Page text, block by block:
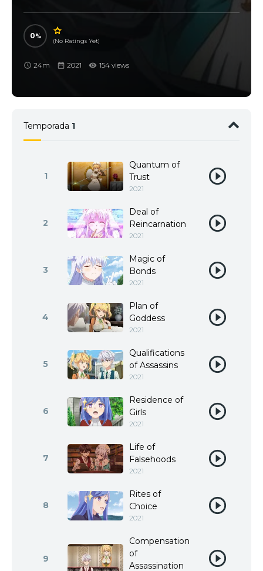
0
(No Ratings Yet)
24m 2021 154 views
Temporada 1
1
Quantum of
Trust
2021
2
Deal of
Reincarnation
2021
3
Magic of
Bonds
2021
4
Plan of
Goddess
2021
5
Qualifications
of Assassins
2021
6
Residence of
Girls
2021
7
Life of
Falsehoods
2021
8
Rites of
Choice
2021
9
Compensation
of
Assassination